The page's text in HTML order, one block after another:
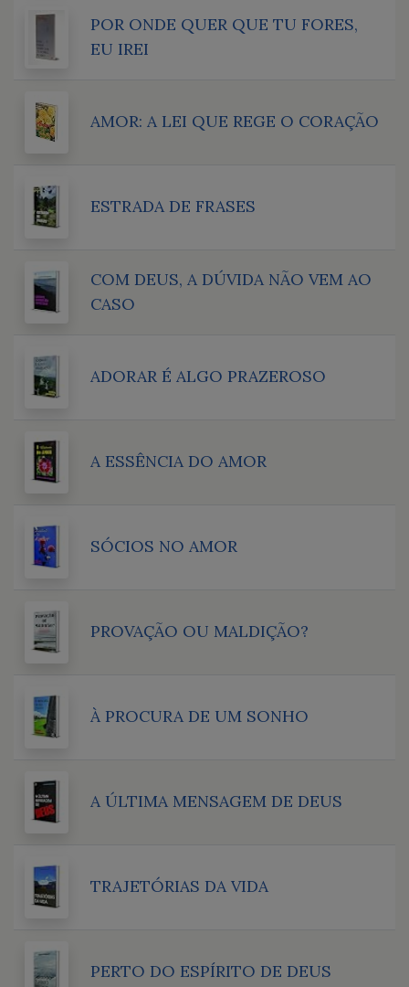
POR ONDE QUER QUE TU FORES,
EU IREI
AMOR: A LEI QUE REGE O CORAÇÃO
ESTRADA DE FRASES
COM DEUS, A DÚVIDA NÃO VEM AO
CASO
ADORAR É ALGO PRAZEROSO
A ESSÊNCIA DO AMOR
SÓCIOS NO AMOR
PROVAÇÃO OU MALDIÇÃO?
À PROCURA DE UM SONHO
A ÚLTIMA MENSAGEM DE DEUS
TRAJETÓRIAS DA VIDA
PERTO DO ESPÍRITO DE DEUS